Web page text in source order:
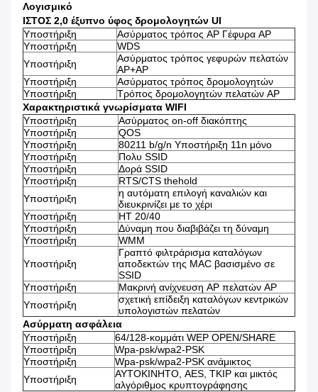
Λογισμικό
ΙΣΤΟΣ 2,0 έξυπνο ύφος δρομολογητών UI
Υποστήριξη
Ασύρματος τρόπος AP Γέφυρα AP
Υποστήριξη
WDS
Υποστήριξη
Ασύρματος τρόπος γεφυρών πελατών
AP+AP
Υποστήριξη
Ασύρματος τρόπος δρομολογητών
Υποστήριξη
Τρόπος δρομολογητών πελατών AP
Χαρακτηριστικά γνωρίσματα WIFI
Υποστήριξη
Ασύρματος on-off διακόπτης
Υποστήριξη
QOS
Υποστήριξη
80211 b/g/n Υποστήριξη 11n μόνο
Υποστήριξη
Πολυ SSID
Υποστήριξη
Δορά SSID
Υποστήριξη
RTS/CTS thehold
Υποστήριξη
η αυτόματη επιλογή καναλιών και
διευκρινίζει με το χέρι
Υποστήριξη
HT 20/40
Υποστήριξη
Δύναμη που διαβιβάζει τη δύναμη
Υποστήριξη
WMM
Υποστήριξη
Γραπτό φιλτράρισμα καταλόγων
αποδεκτών της MAC βασισμένο σε
SSID
Υποστήριξη
Μακρινή ανίχνευση AP πελατών AP
Υποστήριξη
σχετική επίδειξη καταλόγων κεντρικών
υπολογιστών πελατών
Ασύρματη ασφάλεια
Υποστήριξη
64/128-κομμάτι WEP OPEN/SHARE
Υποστήριξη
Wpa-psk/wpa2-PSK
Υποστήριξη
Wpa-psk/wpa2-PSK ανάμικτος
Υποστήριξη
ΑΥΤΟΚΙΝΗΤΟ, AES, TKIP και μικτός
αλγόριθμος κρυπτογράφησης